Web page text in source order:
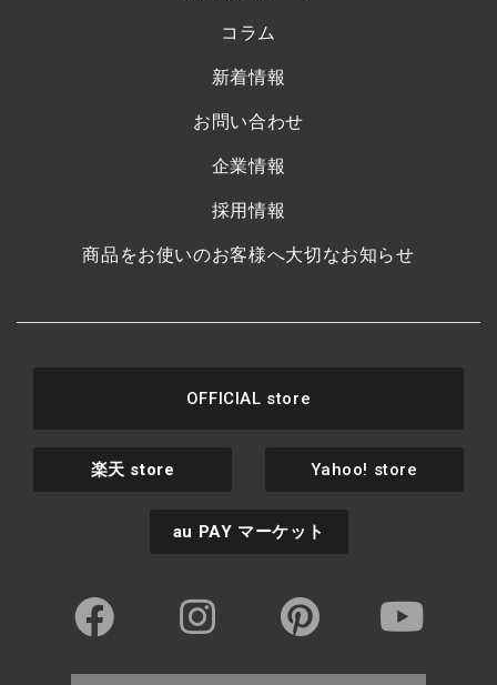
コラム
新着情報
お問い合わせ
企業情報
採用情報
商品をお使いのお客様へ大切なお知らせ
OFFICIAL store
楽天 store Yahoo! store
au PAY マーケット